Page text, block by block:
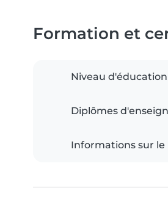
Formation et
Niveau d'éducation
Diplômes
Informations sur